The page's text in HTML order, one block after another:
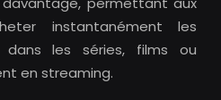
instantanément les
dans les séries, films ou
en streaming.